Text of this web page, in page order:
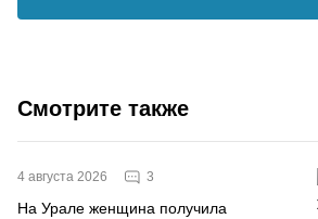
Смотрите также
4 августа 2026 3
На Урале женщина получила